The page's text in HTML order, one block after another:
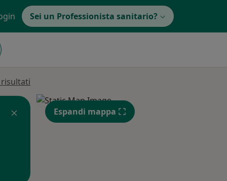
Sei un Professionista sanitario?
Espandi mappa